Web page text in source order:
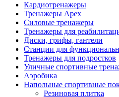
Кардиотренажеры
Тренажеры Apex
Силовые тренажеры
Тренажеры для
Диски, грифы, гантели
Станции для
Тренажеры для подростков
Уличные спортивные
Аэробика
Напольные спортивные
Резиновая плитка